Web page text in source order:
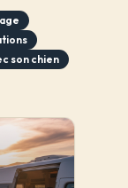
son chien